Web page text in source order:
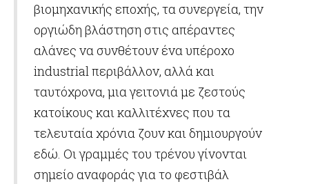
βιομηχανικής εποχής, τα συνεργεία, την
οργιώδη βλάστηση στις απέραντες
αλάνες να συνθέτουν ένα υπέροχο
industrial περιβάλλον, αλλά και
ταυτόχρονα, μια γειτονιά με ζεστούς
κατοίκους και καλλιτέχνες που τα
τελευταία χρόνια ζουν και δημιουργούν
εδώ. Οι γραμμές του τρένου γίνονται
σημείο αναφοράς για το φεστιβάλ